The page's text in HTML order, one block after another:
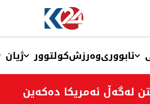
ئابووریوەرزشکولتوور ژیان
لەگەڵ ئەمریکا دەکەین